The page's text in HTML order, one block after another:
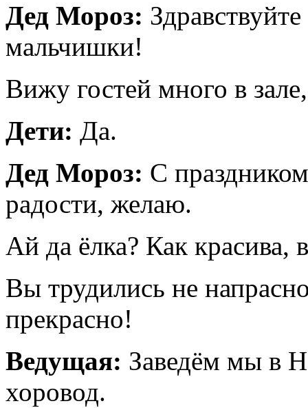
Дед Мороз:
мальчишки!
Вижу гостей много в
Дети: Да.
Дед Мороз: С
радости, желаю.
Ай да ёлка? Как красива,
Вы трудились не
прекрасно!
Ведущая: Заведём мы в
хоровод.